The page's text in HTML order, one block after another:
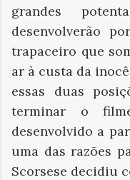
grandes
desenvolverão
trapaceiro que
ar à custa da
essas duas
terminar o
desenvolvido a
uma das razões
Scorsese decidiu